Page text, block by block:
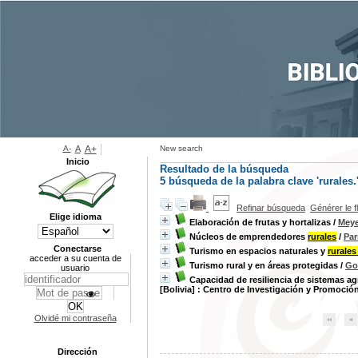
New search
Resultado de la búsqueda
5 búsqueda de la palabra clave 'rurales.'
Refinar búsqueda Générer le
Elaboración de frutas y hortalizas /
Núcleos de emprendedores rurales /
Turismo en espacios naturales y rurales
Turismo rural y en áreas protegidas /
Capacidad de resiliencia de sistemas
[Bolivia] : Centro de Investigación y
A- A A+
Inicio
Elige idioma
Conectarse
acceder a su cuenta de
usuario
Olvidé mi contraseña
Dirección